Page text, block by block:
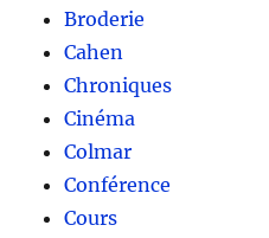
Broderie
Cahen
Chroniques
Cinéma
Colmar
Conférence
Cours